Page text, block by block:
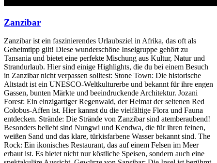
Zanzibar
Zanzibar ist ein faszinierendes Urlaubsziel in Afrika, das oft als
Geheimtipp gilt! Diese wunderschöne Inselgruppe gehört zu
Tansania und bietet eine perfekte Mischung aus Kultur, Natur und
Strandurlaub. Hier sind einige Highlights, die du bei einem Besuch
in Zanzibar nicht verpassen solltest: Stone Town: Die historische
Altstadt ist ein UNESCO-Weltkulturerbe und bekannt für ihre engen
Gassen, bunten Märkte und beeindruckende Architektur. Jozani
Forest: Ein einzigartiger Regenwald, der Heimat der seltenen Red
Colobus-Affen ist. Hier kannst du die vielfältige Flora und Fauna
entdecken. Strände: Die Strände von Zanzibar sind atemberaubend!
Besonders beliebt sind Nungwi und Kendwa, die für ihren feinen,
weißen Sand und das klare, türkisfarbene Wasser bekannt sind. The
Rock: Ein ikonisches Restaurant, das auf einem Felsen im Meer
erbaut ist. Es bietet nicht nur köstliche Speisen, sondern auch eine